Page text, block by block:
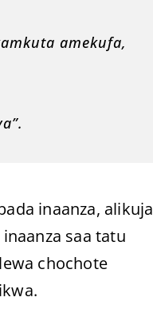
amekufa,
inaanza, alikuja
saa tatu
chochote